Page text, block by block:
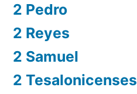
2 Pedro
2 Reyes
2 Samuel
2 Tesalonicenses